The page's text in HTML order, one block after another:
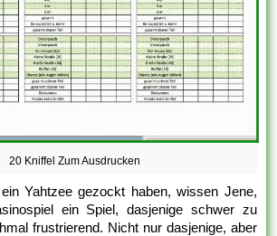
20 Kniffel Zum Ausdrucken
Yahtzee gezockt haben, wissen Jene,
ein Spiel, dasjenige schwer zu
frustrierend. Nicht nur dasjenige, aber